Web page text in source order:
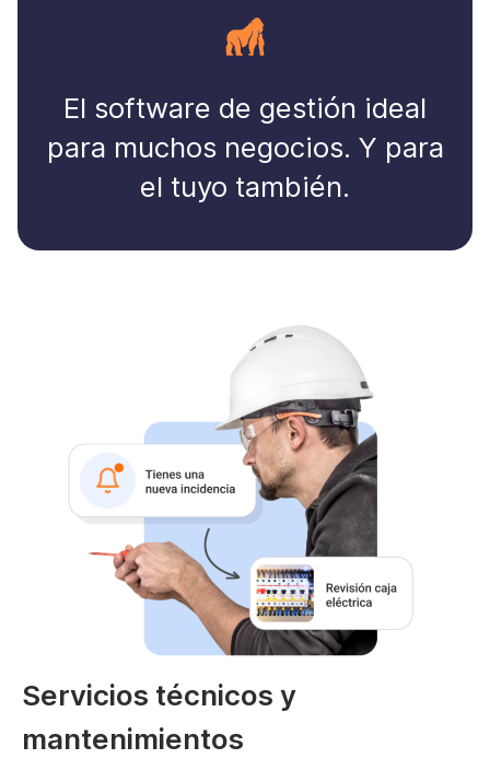
El software de gestión ideal
para muchos negocios. Y para
el tuyo también.
Servicios técnicos y
mantenimientos